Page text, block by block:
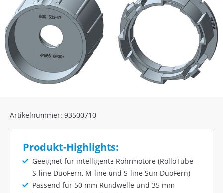
Artikelnummer: 93500710
Produkt-Highlights:
Geeignet für intelligente Rohrmotore (RolloTube
S-line DuoFern, M-line und S-line Sun DuoFern)
Passend für 50 mm Rundwelle und 35 mm